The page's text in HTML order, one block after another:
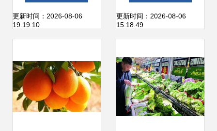
的新鲜水果零售
更新时间：2026-08-06
19:19:10
白供销系统打造不
更新时间：2026-08-06
15:18:49